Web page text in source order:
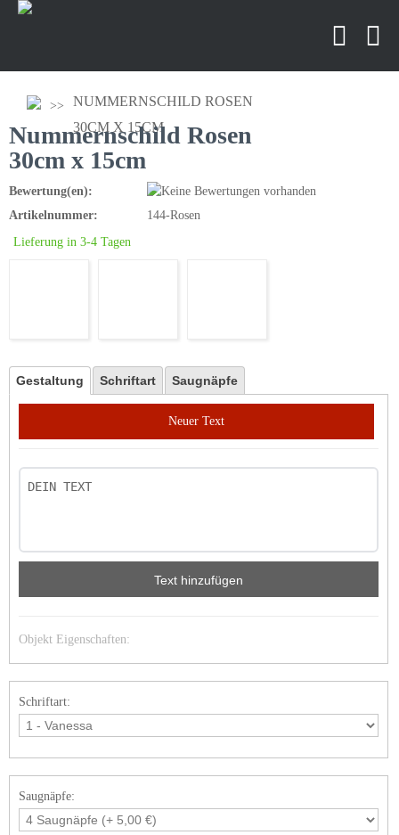
NUMMERNSCHILD ROSEN
30CM X 15CM
Nummernschild Rosen
30cm x 15cm
Bewertung(en):
Artikelnummer:
144-Rosen
Lieferung in 3-4 Tagen
Gestaltung Schriftart Saugnäpfe
Neuer Text
Text hinzufügen
Objekt Eigenschaften:
Schriftart:
Saugnäpfe: